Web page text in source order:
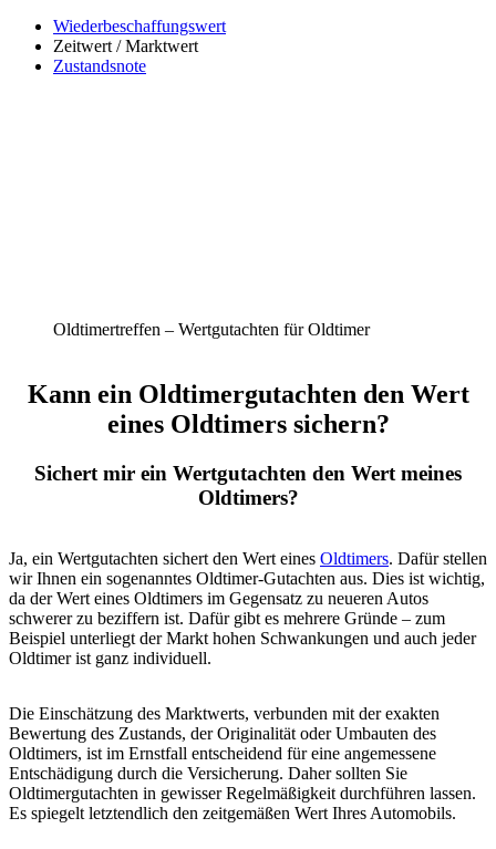
Wiederbeschaffungswert
Zeitwert / Marktwert
Zustandsnote
Oldtimertreffen – Wertgutachten für Oldtimer
Kann ein Oldtimergutachten den Wert
eines Oldtimers sichern?
Sichert mir ein Wertgutachten den Wert meines
Oldtimers?
Ja, ein Wertgutachten sichert den Wert eines Oldtimers. Dafür stellen
wir Ihnen ein sogenanntes Oldtimer-Gutachten aus. Dies ist wichtig,
da der Wert eines Oldtimers im Gegensatz zu neueren Autos
schwerer zu beziffern ist. Dafür gibt es mehrere Gründe – zum
Beispiel unterliegt der Markt hohen Schwankungen und auch jeder
Oldtimer ist ganz individuell.
Die Einschätzung des Marktwerts, verbunden mit der exakten
Bewertung des Zustands, der Originalität oder Umbauten des
Oldtimers, ist im Ernstfall entscheidend für eine angemessene
Entschädigung durch die Versicherung. Daher sollten Sie
Oldtimergutachten in gewisser Regelmäßigkeit durchführen lassen.
Es spiegelt letztendlich den zeitgemäßen Wert Ihres Automobils.